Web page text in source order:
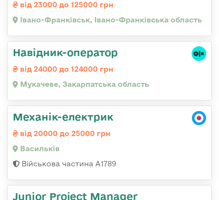
від 23000 до 125000 грн
Івано-Франківськ, Івано-Франківська область
Навідник-оператор
від 24000 до 124000 грн
Мукачеве, Закарпатська область
Механік-електрик
від 20000 до 25000 грн
Васильків
Військова частина А1789
Junior Project Manager